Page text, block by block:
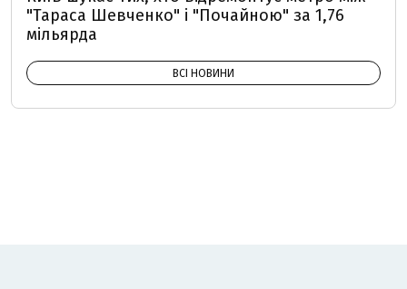
"Тараса Шевченко" і "Почайною" за 1,76
мільярда
ВСІ НОВИНИ